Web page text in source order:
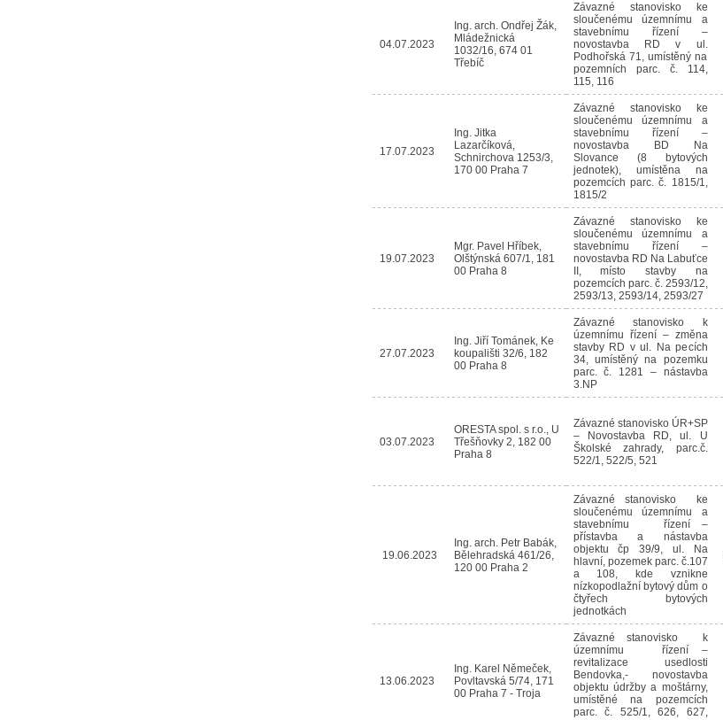
04.07.2023
Ing. arch. Ondřej Žák,
Mládežnická
1032/16, 674 01
Třebíč
Závazné stanovisko ke
sloučenému územnímu a
stavebnímu řízení –
novostavba RD v ul.
Podhořská 71, umístěný na
pozemních parc. č. 114,
115, 116
17.07.2023
Ing. Jitka
Lazarčíková,
Schnirchova 1253/3,
170 00 Praha 7
Závazné stanovisko ke
sloučenému územnímu a
stavebnímu řízení –
novostavba BD Na
Slovance (8 bytových
jednotek), umístěna na
pozemcích parc. č. 1815/1,
1815/2
19.07.2023
Mgr. Pavel Hříbek,
Olštýnská 607/1, 181
00 Praha 8
Závazné stanovisko ke
sloučenému územnímu a
stavebnímu řízení –
novostavba RD Na Labuťce
II, místo stavby na
pozemcích parc. č. 2593/12,
2593/13, 2593/14, 2593/27
27.07.2023
Ing. Jiří Tománek, Ke
koupališti 32/6, 182
00 Praha 8
Závazné stanovisko k
územnímu řízení – změna
stavby RD v ul. Na pecích
34, umístěný na pozemku
parc. č. 1281 – nástavba
3.NP
03.07.2023
ORESTA spol. s r.o., U
Třešňovky 2, 182 00
Praha 8
Závazné stanovisko ÚR+SP
– Novostavba RD, ul. U
Školské zahrady, parc.č.
522/1, 522/5, 521
19.06.2023
Ing. arch. Petr Babák,
Bělehradská 461/26,
120 00 Praha 2
Závazné stanovisko ke
sloučenému územnímu a
stavebnímu řízení –
přístavba a nástavba
objektu čp 39/9, ul. Na
hlavní, pozemek parc. č.107
a 108, kde vznikne
nízkopodlažní bytový dům o
čtyřech bytových
jednotkách
13.06.2023
Ing. Karel Němeček,
Povltavská 5/74, 171
00 Praha 7 - Troja
Závazné stanovisko k
územnímu řízení –
revitalizace usedlosti
Bendovka,- novostavba
objektu údržby a moštárny,
umístěné na pozemcích
parc. č. 525/1, 626, 627,